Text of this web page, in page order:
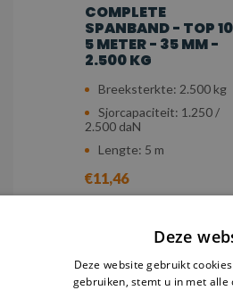
COMPLETE
SPANBAND - TOP
5 METER - 35 MM -
2.500 KG
Breeksterkte: 2.500 kg
Sjorcapaciteit: 1.250 /
2.500 daN
Lengte: 5 m
€11,46
Deze
Deze website gebruikt
gebruiken, stemt u in met alle